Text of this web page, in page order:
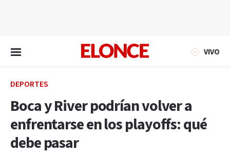
VIVO
DEPORTES
Boca y River podrían volver a
enfrentarse en los playoffs: qué
debe pasar